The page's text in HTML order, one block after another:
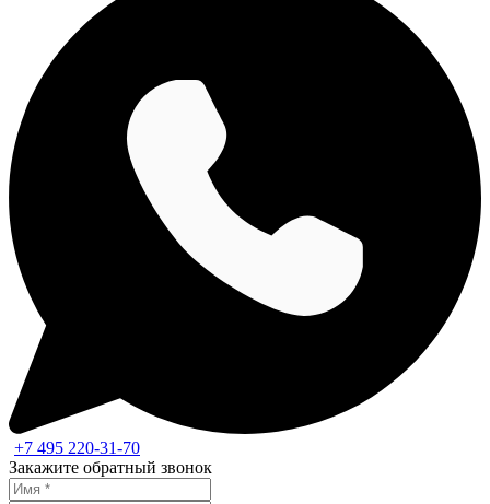
+7 495 220-31-70
Закажите обратный звонок